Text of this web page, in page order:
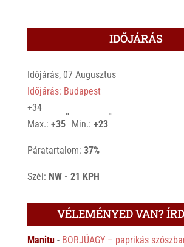
IDŐJÁRÁS
Időjárás, 07 Augusztus
Időjárás: Budapest
+34
Max.: +35
°
Min.: +23
°
Páratartalom: 37%
Szél: NW - 21 KPH
VÉLEMÉNYED VAN?
Manitu- BORJÚAGY – paprikás